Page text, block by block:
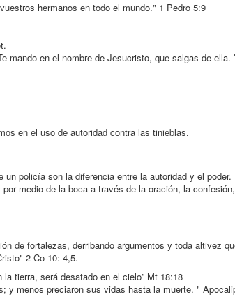
hermanos en todo el mundo." 1 Pedro 5:9
en el nombre de Jesucristo, que salgas de ella.
en el uso de autoridad contra las tinieblas.
policía son la diferencia entre la autoridad y el poder.
medio de la boca a través de la oración, la
de fortalezas, derribando argumentos y toda altivez
2 Co 10: 4,5.
tierra, será desatado en el cielo” Mt 18:18
y menos preciaron sus vidas hasta la muerte. "